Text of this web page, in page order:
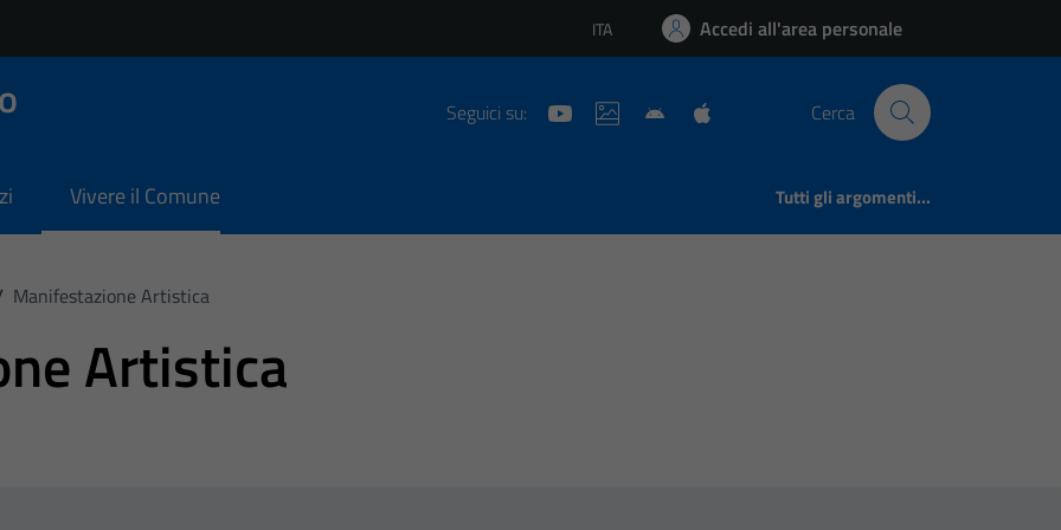
Lingua attiva:
ITA Accedi all'area personale
Seguici su: Cerca
Vivere il Comune Tutti gli argomenti...
Manifestazione Artistica
Artistica